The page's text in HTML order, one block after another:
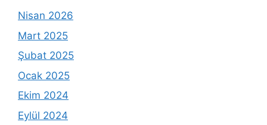
Nisan 2026
Mart 2025
Şubat 2025
Ocak 2025
Ekim 2024
Eylül 2024